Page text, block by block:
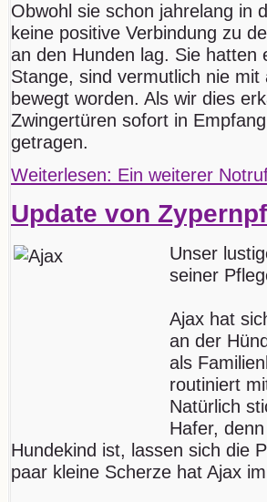
Obwohl sie schon jahrelang in
keine positive Verbindung zu
an den Hunden lag. Sie hatten
Stange, sind vermutlich nie
bewegt worden. Als wir dies
Zwingertüren sofort in
getragen.
Weiterlesen: Ein weiterer
Update von
Unser
seiner
Ajax hat
an der
als
routiniert
Natürlich
Hafer,
Hundekind ist, lassen sich die
paar kleine Scherze hat Ajax